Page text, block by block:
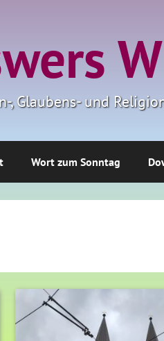
, Glaubens- und
Wort zum Sonntag